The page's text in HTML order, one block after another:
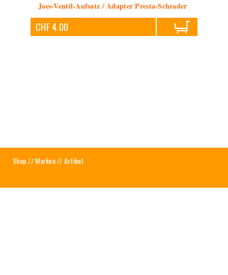
Joes-Ventil-Aufsatz / Adapter Presta-Schrader
CHF 4.00
Shop//Marken// Artikel